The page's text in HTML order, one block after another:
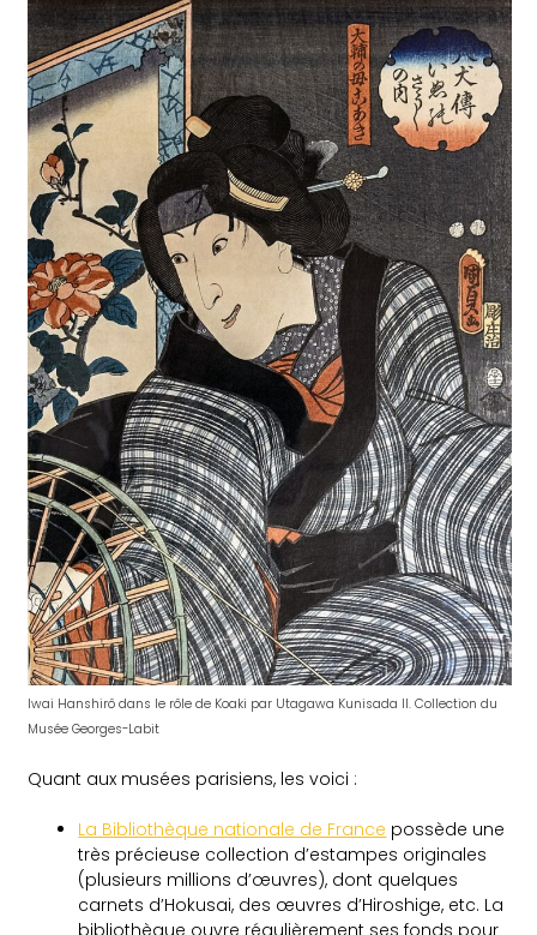
Iwai Hanshirô dans le rôle de Koaki par Utagawa Kunisada II. Collection du
Musée Georges-Labit
Quant aux musées parisiens, les voici :
La Bibliothèque nationale de France possède une
très précieuse collection d’estampes originales
(plusieurs millions d’œuvres), dont quelques
carnets d’Hokusai, des œuvres d’Hiroshige, etc. La
bibliothèque ouvre régulièrement ses fonds pour